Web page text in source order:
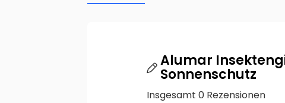
Alumar
Sonnenschutz
Insgesamt 0 Rezensionen